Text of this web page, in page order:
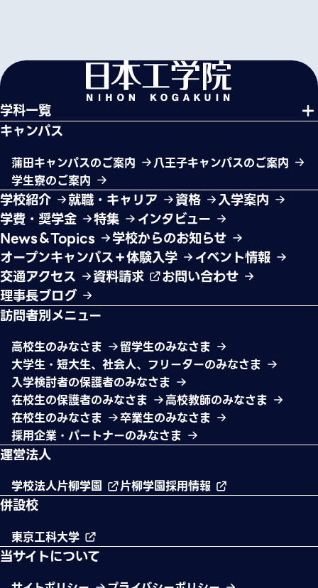
学科一覧
キャンパス
蒲田キャンパスのご案内
八王子キャンパスのご案内
学生寮のご案内
学校紹介 就職・キャリア 資格
入学案内
学費・奨学金
特集
インタビュー
News＆Topics
学校からのお知らせ
オープンキャンパス＋体験入学
イベント情報
交通アクセス
資料請求
お問い合わせ
理事長ブログ
訪問者別メニュー
高校生のみなさま
留学生のみなさま
大学生・短大生、社会人、フリーターのみなさま
入学検討者の保護者のみなさま
在校生の保護者のみなさま
高校教師のみなさま
在校生のみなさま
卒業生のみなさま
採用企業・パートナーのみなさま
運営法人
学校法人片柳学園 片柳学園採用情報
併設校
東京工科大学
当サイトについて